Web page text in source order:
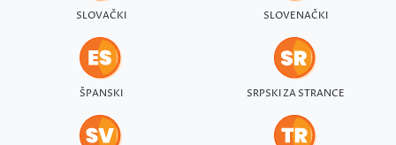
SLOVAČKI SLOVENAČKI
ŠPANSKI SRPSKI ZA STRANCE